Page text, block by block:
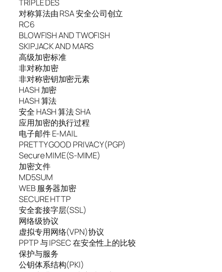
TRIPLE DES
对称算法由 RSA 安全公司创立
RC6
BLOWFISH AND TWOFISH
SKIPJACK AND MARS
高级加密标准
非对称加密
非对称密钥加密元素
HASH 加密
HASH 算法
安全 HASH 算法 SHA
应用加密的执行过程
电子邮件 E-MAIL
PRETTY GOOD PRIVACY(PGP)
Secure MIME(S-MIME)
加密文件
MD5SUM
WEB 服务器加密
SECURE HTTP
安全套接字层(SSL)
网络级协议
虚拟专用网络(VPN)协议
PPTP 与 IPSEC 在安全性上的比较
保护与服务
公钥体系结构(PKI)